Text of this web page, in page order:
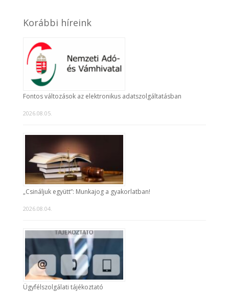
Korábbi híreink
Fontos változások az elektronikus adatszolgáltatásban
2026.08.05.
„Csináljuk együtt”: Munkajog a gyakorlatban!
2026.08.04.
Ügyfélszolgálati tájékoztató